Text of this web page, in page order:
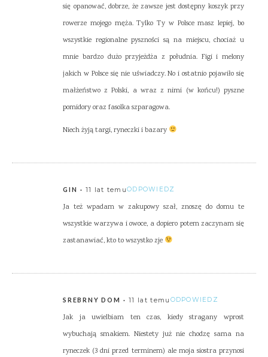
się opanować, dobrze, że zawsze jest dostępny koszyk przy
rowerze mojego męża. Tylko Ty w Polsce masz lepiej, bo
wszystkie regionalne pyszności są na miejscu, chociaż u
mnie bardzo dużo przyjeżdża z południa. Figi i melony
jakich w Polsce się nie uświadczy. No i ostatnio pojawiło się
małżeństwo z Polski, a wraz z nimi (w końcu!) pyszne
pomidory oraz fasolka szparagowa.
Niech żyją targi, ryneczki i bazary
GIN 11 lat temuODPOWIEDZ
Ja też wpadam w zakupowy szał, znoszę do domu te
wszystkie warzywa i owoce, a dopiero potem zaczynam się
zastanawiać, kto to wszystko zje
SREBRNY DOM 11 lat temu ODPOWIEDZ
Jak ja uwielbiam ten czas, kiedy stragany wprost
wybuchają smakiem. Niestety już nie chodzę sama na
ryneczek (3 dni przed terminem) ale moja siostra przynosi